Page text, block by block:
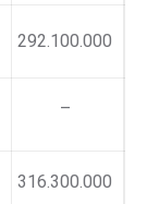
292.100.000
–
316.300.000